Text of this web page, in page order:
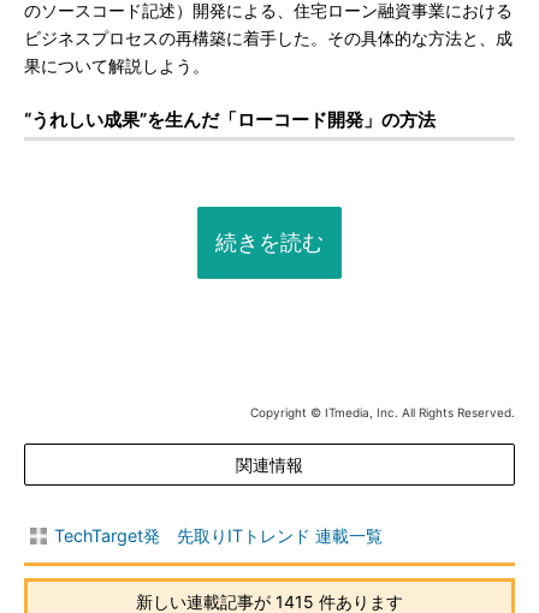
のソースコード記述）開発による、住宅ローン融資事業における
ビジネスプロセスの再構築に着手した。その具体的な方法と、成
果について解説しよう。
“うれしい成果”を生んだ「ローコード開発」の方法
続きを読む
Copyright © ITmedia, Inc. All Rights Reserved.
関連情報
TechTarget発 先取りITトレンド 連載一覧
新しい連載記事が 1415 件あります